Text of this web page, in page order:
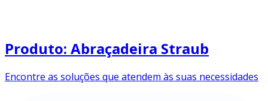
Produto: Abraçadeira Straub
Encontre as soluções que atendem às suas necessidades